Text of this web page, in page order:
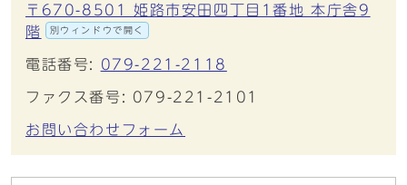
〒670-8501 姫路市安田四丁目1番地 本庁舎9
階
別ウィンドウで開く
電話番号: 079-221-2118
ファクス番号: 079-221-2101
お問い合わせフォーム